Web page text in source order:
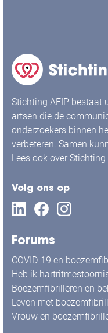
Stichting AFIP bestaat
artsen die de
onderzoekers binnen
verbeteren. Samen
Lees ook over Stichting
Volg ons op
Forums
COVID-19 en
Heb ik
Boezemfibrilleren en
Leven met
Vrouw en